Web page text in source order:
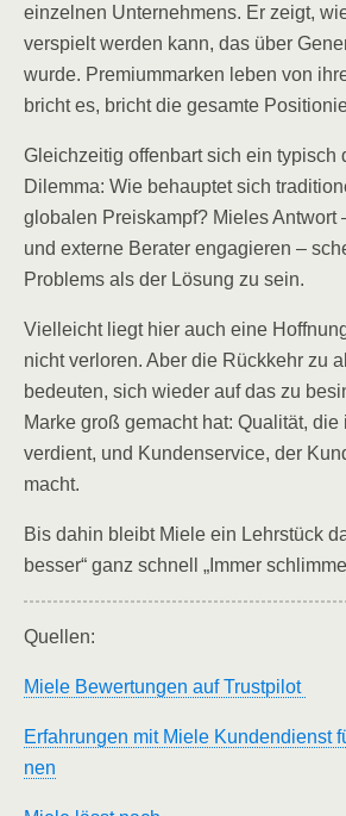
einzelnen Unternehmens. Er zeigt,
verspielt werden kann, das über
wurde. Premiummarken leben von
bricht es, bricht die gesamte
Gleichzeitig offenbart sich ein typisch
Dilemma: Wie behauptet sich
globalen Preiskampf? Mieles Antwort
und externe Berater engagieren –
Problems als der Lösung zu sein.
Vielleicht liegt hier auch eine
nicht verloren. Aber die Rückkehr zu
bedeuten, sich wieder auf das zu
Marke groß gemacht hat: Qualität, die
verdient, und Kundenservice, der
macht.
Bis dahin bleibt Miele ein Lehrstück
besser“ ganz schnell „Immer
Quellen:
Miele Bewertungen auf Trustpilot
Erfah­run­gen mit Miele Kun­den­dienst
nen